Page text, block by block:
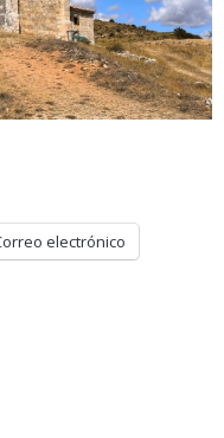
electrónico